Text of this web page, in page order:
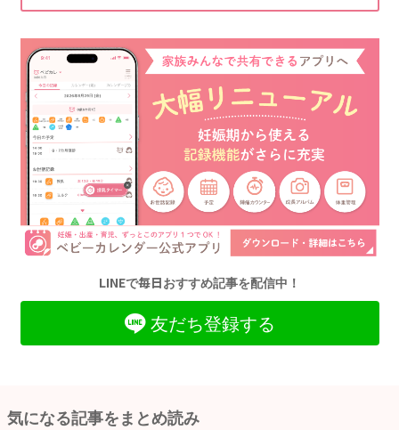
LINEで毎日おすすめ記事を配信中！
友だち登録する
気になる記事をまとめ読み